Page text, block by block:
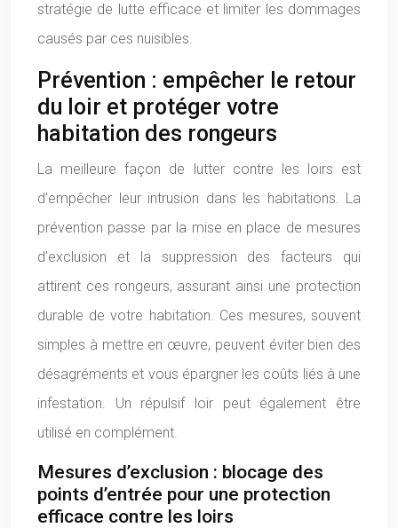
stratégie de lutte efficace et limiter les dommages
causés par ces nuisibles.
Prévention : empêcher le retour
du loir et protéger votre
habitation des rongeurs
La meilleure façon de lutter contre les loirs est
d’empêcher leur intrusion dans les habitations. La
prévention passe par la mise en place de mesures
d’exclusion et la suppression des facteurs qui
attirent ces rongeurs, assurant ainsi une protection
durable de votre habitation. Ces mesures, souvent
simples à mettre en œuvre, peuvent éviter bien des
désagréments et vous épargner les coûts liés à une
infestation. Un répulsif loir peut également être
utilisé en complément.
Mesures d’exclusion : blocage des
points d’entrée pour une protection
efficace contre les loirs